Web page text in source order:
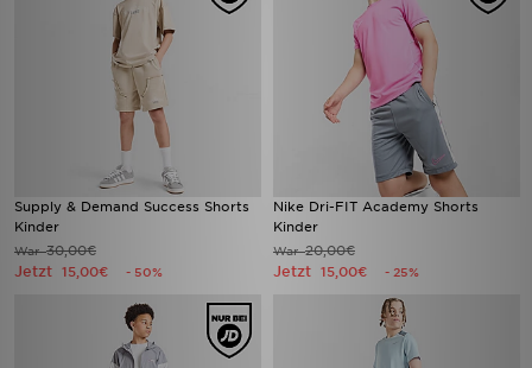
Supply & Demand Success Shorts
Kinder
War30,00€
Jetzt 15,00€ - 50%
Nike Dri-FIT Academy Shorts
Kinder
War20,00€
Jetzt 15,00€ - 25%